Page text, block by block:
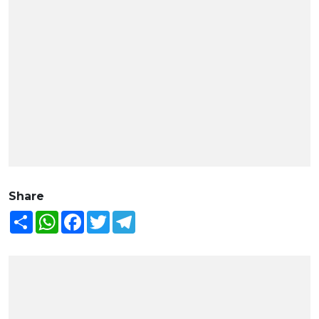
Share
Share WhatsAppFacebook
Twitter